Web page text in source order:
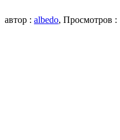
автор : albedo, Просмотров :